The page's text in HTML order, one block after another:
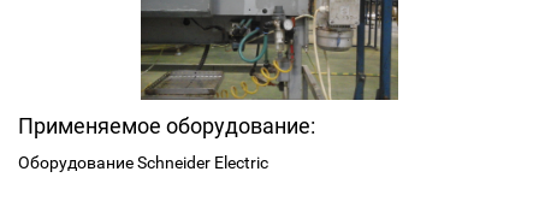
Применяемое оборудование:
Оборудование Schneider Electric